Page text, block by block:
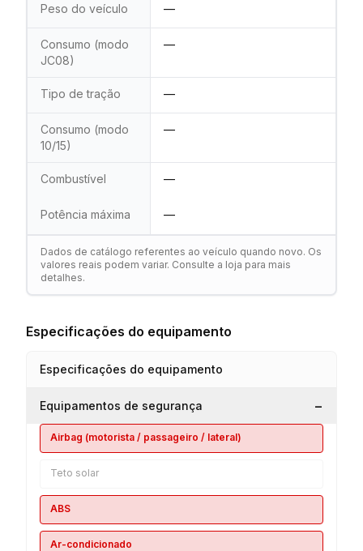
Peso do veículo —
Consumo (modo
JC08)
—
Tipo de tração —
Consumo (modo
10/15)
—
Combustível —
Potência máxima —
Dados de catálogo referentes ao veículo quando novo. Os
valores reais podem variar. Consulte a loja para mais
detalhes.
Especificações do equipamento
Especificações do equipamento
Equipamentos de segurança −
Airbag (motorista / passageiro / lateral)
Teto solar
ABS
Ar-condicionado